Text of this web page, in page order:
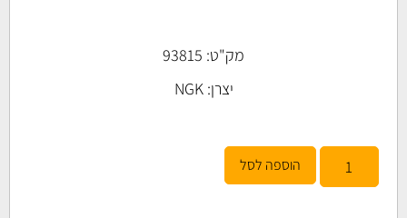
מק"ט: 93815
יצרן:NGK
הוספה לסל